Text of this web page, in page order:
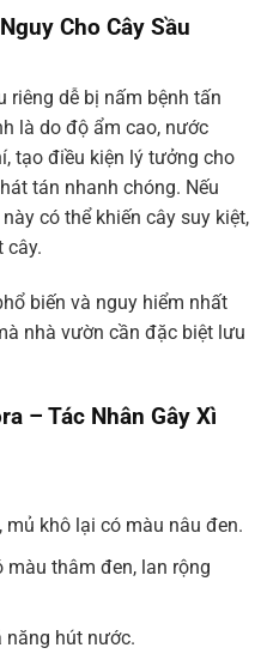
Cho Cây Sầu
riêng dễ bị nấm bệnh tấn
là do độ ẩm cao, nước
tạo điều kiện lý tưởng cho
tán nhanh chóng. Nếu
có thể khiến cây suy kiệt,
cây.
biến và nguy hiểm nhất
nhà vườn cần đặc biệt lưu
– Tác Nhân Gây Xì
khô lại có màu nâu đen.
màu thâm đen, lan rộng
năng hút nước.